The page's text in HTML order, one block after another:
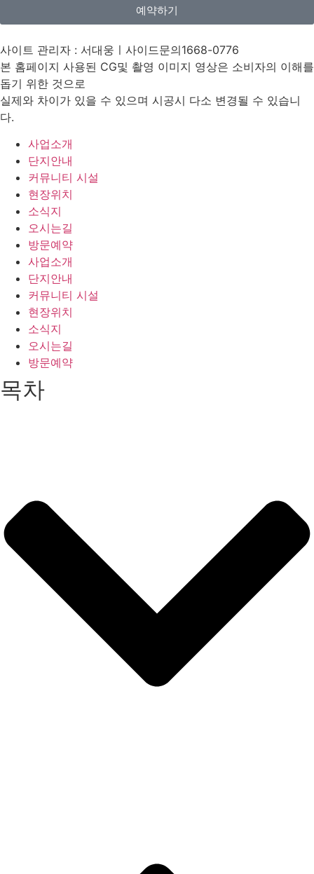
예약하기
사이트 관리자 : 서대웅ㅣ사이드문의1668-0776
본 홈페이지 사용된 CG및 촬영 이미지 영상은 소비자의 이해를
돕기 위한 것으로
실제와 차이가 있을 수 있으며 시공시 다소 변경될 수 있습니
다.
사업소개
단지안내
커뮤니티 시설
현장위치
소식지
오시는길
방문예약
사업소개
단지안내
커뮤니티 시설
현장위치
소식지
오시는길
방문예약
목차